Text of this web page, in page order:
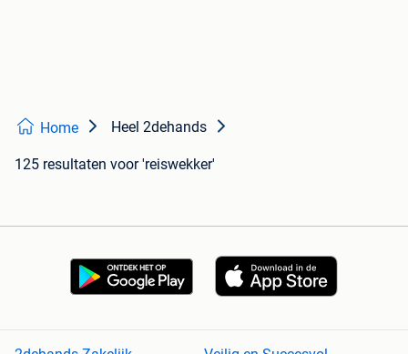
Home Heel 2dehands
125 resultaten voor 'reiswekker'